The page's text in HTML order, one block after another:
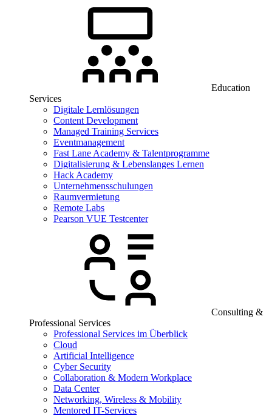
Education
Services
Digitale Lernlösungen
Content Development
Managed Training Services
Eventmanagement
Fast Lane Academy & Talentprogramme
Digitalisierung & Lebenslanges Lernen
Hack Academy
Unternehmensschulungen
Raumvermietung
Remote Labs
Pearson VUE Testcenter
Consulting &
Professional Services
Professional Services im Überblick
Cloud
Artificial Intelligence
Cyber Security
Collaboration & Modern Workplace
Data Center
Networking, Wireless & Mobility
Mentored IT-Services